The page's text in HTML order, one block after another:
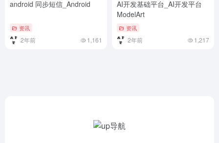
android 同步短信_Android
资讯
2年前 1,161
AI开发基础平台_AI开发平台
ModelArt
资讯
2年前 1,217